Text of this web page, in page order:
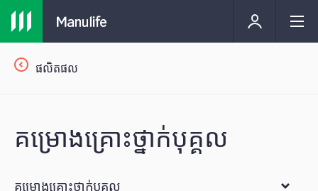
ផលិតផល
គម្រោងគ្រោះថ្នាក់បុគ្គល
គម្រោងគ្រោះថ្នាក់បុគ្គល